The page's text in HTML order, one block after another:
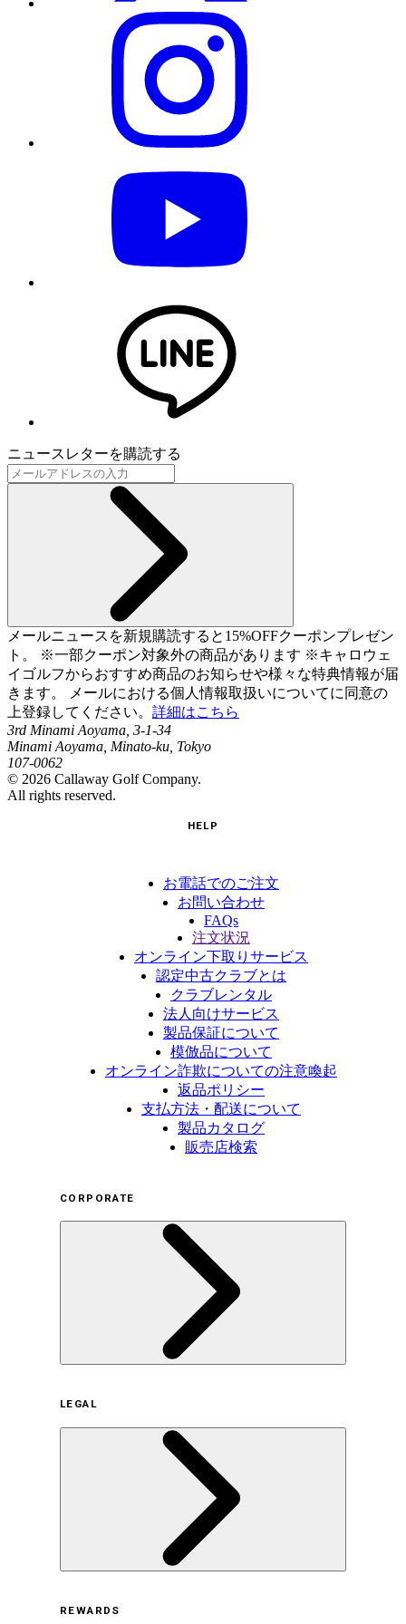
ニュースレターを購読する
メールニュースを新規購読すると15%OFFクーポンプレゼン
ト。 ※一部クーポン対象外の商品があります ※キャロウェ
イゴルフからおすすめ商品のお知らせや様々な特典情報が届
きます。 メールにおける個人情報取扱いについてに同意の
上登録してください。 詳細はこちら
3rd Minami Aoyama, 3-1-34
Minami Aoyama, Minato-ku, Tokyo
107-0062
© 2026 Callaway Golf Company.
All rights reserved.
HELP
お電話でのご注文
お問い合わせ
FAQs
注文状況
オンライン下取りサービス
認定中古クラブとは
クラブレンタル
法人向けサービス
製品保証について
模倣品について
オンライン詐欺についての注意喚起
返品ポリシー
支払方法・配送について
製品カタログ
販売店検索
CORPORATE
サステナビリティの取り組み（日本）
サステナビリティの取り組み（米国/英語）
ヒストリー
採用情報
LEGAL
REWARDS